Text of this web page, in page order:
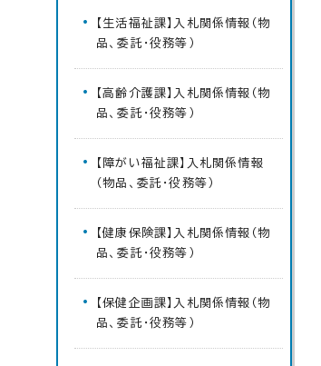
【生活福祉課】入札関係情報（物
品、委託・役務等）
【高齢介護課】入札関係情報（物
品、委託・役務等）
【障がい福祉課】入札関係情報
（物品、委託・役務等）
【健康保険課】入札関係情報（物
品、委託・役務等）
【保健企画課】入札関係情報（物
品、委託・役務等）